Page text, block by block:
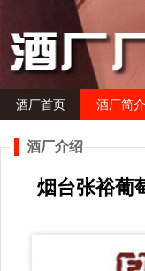
酒厂首页 酒厂简介
酒厂介绍
烟台张裕葡